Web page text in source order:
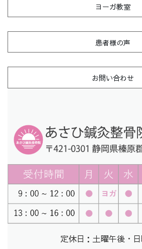
ヨーガ教室
患者様の声
お問い合わせ
定休日：土曜午後・